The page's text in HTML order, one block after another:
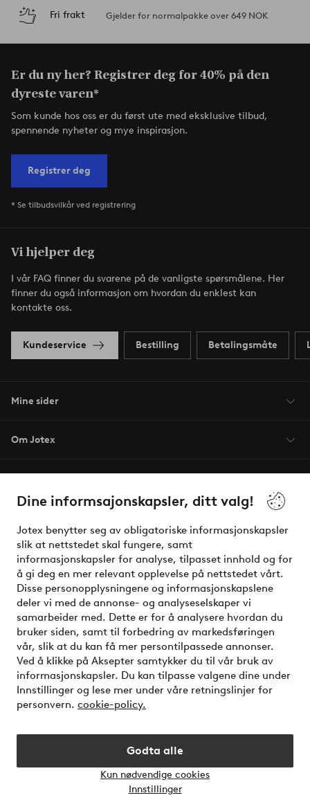
Dine informsajonskapsler, ditt valg!
Jotex benytter seg av obligatoriske informasjonskapsler
slik at nettstedet skal fungere, samt
informasjonskapsler for analyse, tilpasset innhold og for
å gi deg en mer relevant opplevelse på nettstedet vårt.
Disse personopplysningene og informasjonskapslene
deler vi med de annonse- og analyseselskaper vi
samarbeider med. Dette er for å analysere hvordan du
bruker siden, samt til forbedring av markedsføringen
vår, slik at du kan få mer persontilpassede annonser.
Ved å klikke på Aksepter samtykker du til vår bruk av
informasjonskapsler. Du kan tilpasse valgene dine under
Innstillinger og lese mer under våre retningslinjer for
personvern. cookie-policy.
Godta alle
Kun nødvendige cookies
Innstillinger
Fri frakt Gjelder for normalpakke over 649 NOK
Er du ny her? Registrer deg for 40% på den
dyreste varen*
Som kunde hos oss er du først ute med eksklusive tilbud,
spennende nyheter og mye inspirasjon.
Registrer deg
* Se tilbudsvilkår ved registrering
Vi hjelper deg
I vår FAQ finner du svarene på de vanligste spørsmålene. Her
finner du også informasjon om hvordan du enklest kan
kontakte oss.
Kundeservice Bestilling Betalingsmåte
Mine sider
Om Jotex
Venner
Sikre betalinger - Betal direkte eller del opp
Vil du vite mer om våre betalingsalternativer?
elpy